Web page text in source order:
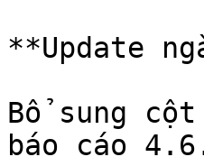
**Update
Bổ sung
báo cáo